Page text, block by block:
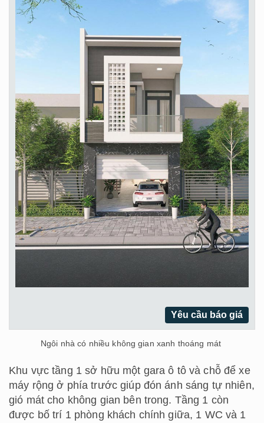
Yêu cầu báo giá
Ngôi nhà có nhiều không gian xanh thoáng mát
Khu vực tầng 1 sở hữu một gara ô tô và chỗ để xe
máy rộng ở phía trước giúp đón ánh sáng tự nhiên,
gió mát cho không gian bên trong. Tầng 1 còn
được bố trí 1 phòng khách chính giữa, 1 WC và 1